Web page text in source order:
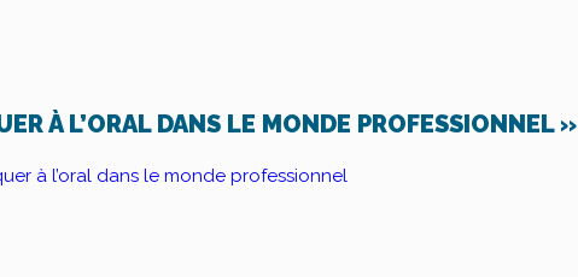
À L’ORAL DANS LE MONDE PROFESSIONNEL »
à l’oral dans le monde professionnel